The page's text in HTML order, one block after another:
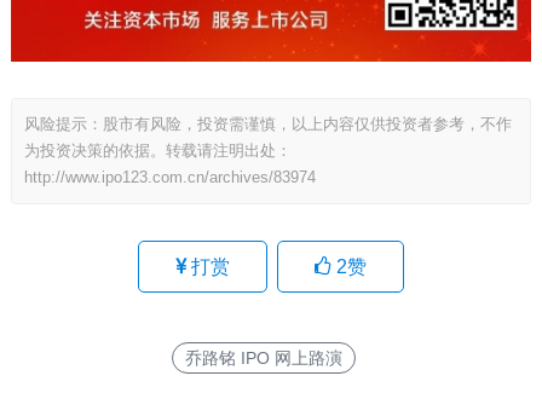
风险提示：股市有风险，投资需谨慎，以上内容仅供投资者参考，不作
为投资决策的依据。转载请注明出处：
http://www.ipo123.com.cn/archives/83974
打赏 2赞
乔路铭 IPO 网上路演